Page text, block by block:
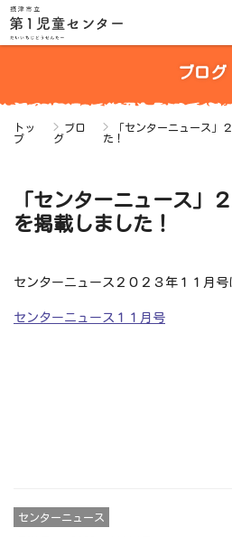
ブログ
トッ
プ
ブロ
グ
「センターニュース」
た！
「センターニュース」
を掲載しました！
センターニュース２０２３年１１月
センターニュース１１月号
センターニュース